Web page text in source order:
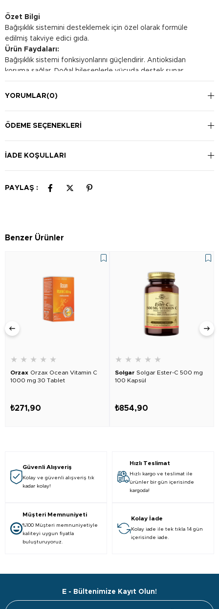
Özet Bilgi
Bağışıklık sistemini desteklemek için özel olarak formüle
edilmiş takviye edici gıda.
Ürün Faydaları:
Bağışıklık sistemi fonksiyonlarını güçlendirir. Antioksidan
koruma sağlar. Doğal bileşenlerle vücuda destek sunar.
Kullanım Şekli:
Günde bir ölçek (10 ml), tercihen yemekle birlikte alınması
YORUMLAR(0)
ÖDEME SEÇENEKLERI
İADE KOŞULLARI
PAYLAŞ :
Benzer Ürünler
★ ★ ★ ★ ★
Orzax Orzax Ocean Vitamin C
1000 mg 30 Tablet
₺271,90
★ ★ ★ ★ ★
Solgar Solgar Ester-C 500 mg
100 Kapsül
₺854,90
Güvenli Alışveriş
Kolay ve güvenli alışveriş tık
kadar kolay!
Hızlı Teslimat
Hızlı kargo ve teslimat ile
ürünler bir gün içerisinde
kargoda!
Müşteri Memnuniyeti
%100 Müşteri memnuniyetiyle
kaliteyi uygun fiyatla
buluşturuyoruz.
Kolay İade
Kolay iade ile tek tıkla 14 gün
içerisinde iade.
E - Bültenimize Kayıt Olun!